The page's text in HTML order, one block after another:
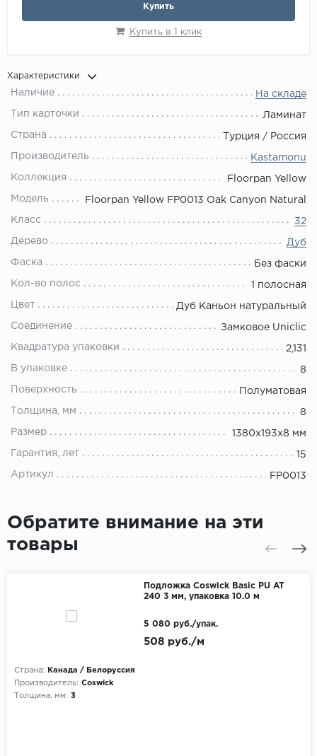
Купить
Купить в 1 клик
Характеристики
Наличие На складе
Тип карточки Ламинат
Страна Турция / Россия
Производитель Kastamonu
Коллекция Floorpan Yellow
Модель Floorpan Yellow FP0013 Oak Canyon Natural
Класс 32
Дерево Дуб
Фаска Без фаски
Кол-во полос 1 полосная
Цвет Дуб Каньон натуральный
Соединение Замковое Uniclic
Квадратура упаковки 2,131
В упаковке 8
Поверхность Полуматовая
Толщина, мм 8
Размер 1380х193х8 мм
Гарантия, лет 15
Артикул FP0013
Обратите внимание на эти
товары
Подложка Coswick Basic PU AT
240 3 мм, упаковка 10.0 м
Страна:
Канада / Белоруссия
Производитель: Coswick
Толщина, мм: 3
508 руб./м
5 080 руб./упак.